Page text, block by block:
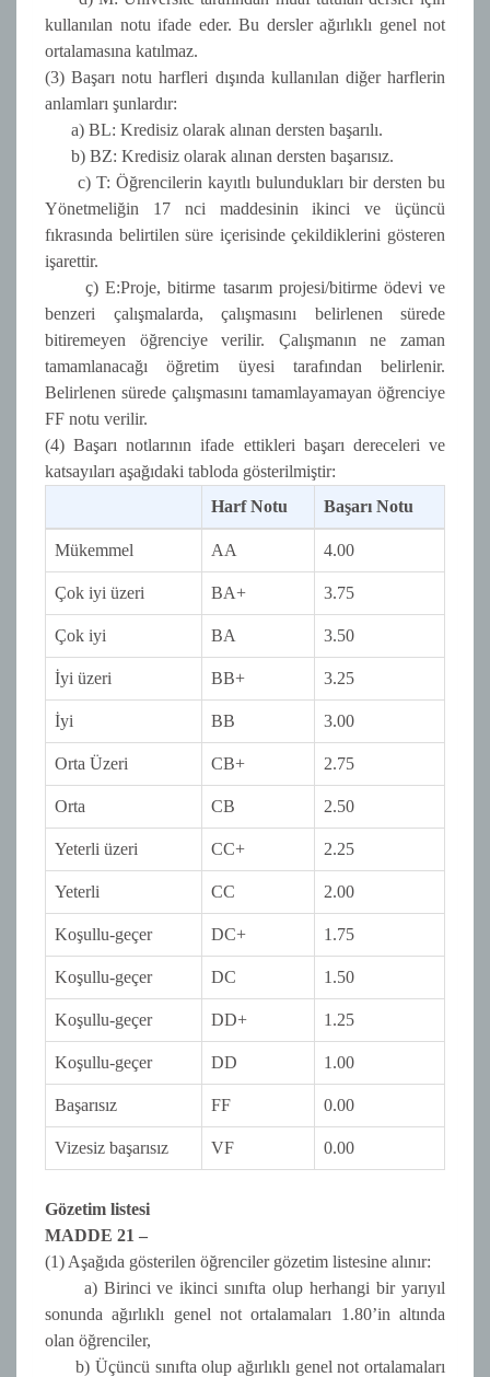
kullanılan notu ifade eder. Bu dersler ağırlıklı genel not
ortalamasına katılmaz.
(3) Başarı notu harfleri dışında kullanılan diğer harflerin
anlamları şunlardır:
a) BL: Kredisiz olarak alınan dersten başarılı.
b) BZ: Kredisiz olarak alınan dersten başarısız.
c) T: Öğrencilerin kayıtlı bulundukları bir dersten bu
Yönetmeliğin 17 nci maddesinin ikinci ve üçüncü
fıkrasında belirtilen süre içerisinde çekildiklerini gösteren
işarettir.
ç) E:Proje, bitirme tasarım projesi/bitirme ödevi ve
benzeri çalışmalarda, çalışmasını belirlenen sürede
bitiremeyen öğrenciye verilir. Çalışmanın ne zaman
tamamlanacağı öğretim üyesi tarafından belirlenir.
Belirlenen sürede çalışmasını tamamlayamayan öğrenciye
FF notu verilir.
(4) Başarı notlarının ifade ettikleri başarı dereceleri ve
katsayıları aşağıdaki tabloda gösterilmiştir:
Harf Notu
Başarı Notu
Mükemmel AA 4.00
Çok iyi üzeri BA+ 3.75
Çok iyi BA 3.50
İyi üzeri BB+ 3.25
İyi BB 3.00
Orta Üzeri CB+ 2.75
Orta CB 2.50
Yeterli üzeri CC+ 2.25
Yeterli CC 2.00
Koşullu-geçer DC+ 1.75
Koşullu-geçer DC 1.50
Koşullu-geçer DD+ 1.25
Koşullu-geçer DD 1.00
Başarısız FF 0.00
Vizesiz başarısız VF 0.00
Gözetim listesi
MADDE 21 –
(1) Aşağıda gösterilen öğrenciler gözetim listesine alınır:
a) Birinci ve ikinci sınıfta olup herhangi bir yarıyıl
sonunda ağırlıklı genel not ortalamaları 1.80’in altında
olan öğrenciler,
b) Üçüncü sınıfta olup ağırlıklı genel not ortalamaları